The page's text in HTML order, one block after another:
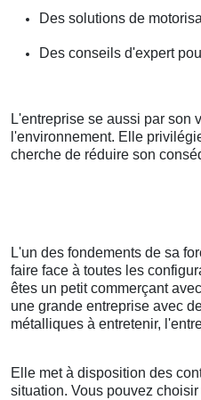
Des solutions de
Des conseils d'expert
L'entreprise se aussi par son
l'environnement. Elle
cherche de réduire son
L'un des fondements de sa
faire face à toutes les
êtes un petit commerçant
une grande entreprise avec
métalliques à entretenir,
Elle met à disposition des
situation. Vous pouvez